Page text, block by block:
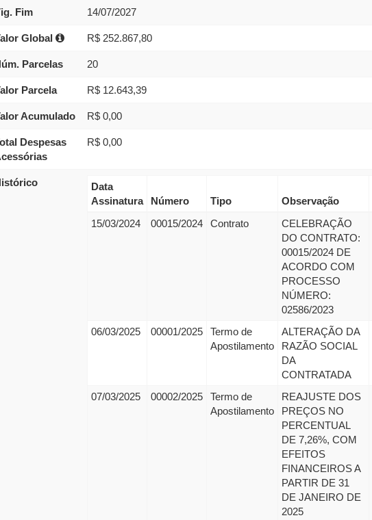
Fim 14/07/2027
Global R$ 252.867,80
Parcelas 20
Parcela R$ 12.643,39
Acumulado R$ 0,00
Despesas
R$ 0,00
Data
Assinatura
Número Tipo Observação
15/03/2024
00015/2024 Contrato
CELEBRAÇÃO
DO CONTRATO:
00015/2024 DE
ACORDO COM
PROCESSO
NÚMERO:
02586/2023
06/03/2025 00001/2025
Termo de
Apostilamento
ALTERAÇÃO DA
RAZÃO SOCIAL
DA
CONTRATADA
07/03/2025 00002/2025
Termo de
Apostilamento
REAJUSTE DOS
PREÇOS NO
PERCENTUAL
DE 7,26%, COM
EFEITOS
FINANCEIROS A
PARTIR DE 31
DE JANEIRO DE
2025